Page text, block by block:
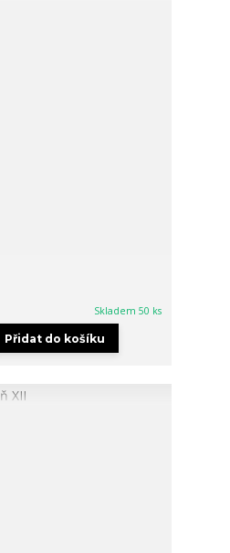
Skladem 50 ks
Přidat do košíku